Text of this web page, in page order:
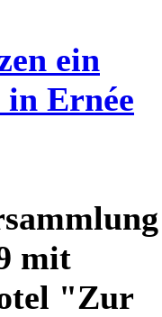
ein
Ernée
mit
"Zur